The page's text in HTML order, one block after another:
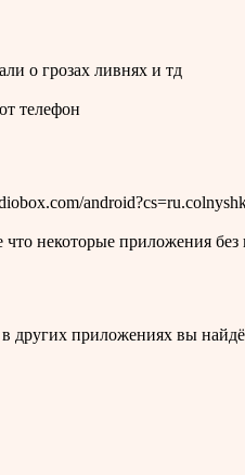
о грозах ливнях и тд
телефон
некоторые приложения без
приложениях вы